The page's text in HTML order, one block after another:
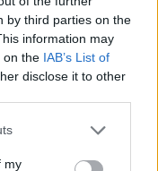
by third parties on the
information may
on the IAB’s List of
disclose it to other
or more Google
You may click to
my
στις Σκουριές. Το
πλήρως
αιχμής
τη δυνατότητα
RMT -